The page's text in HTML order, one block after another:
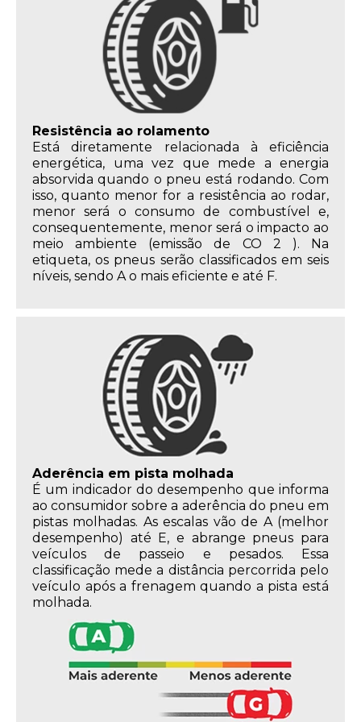
Resistência ao rolamento
Está diretamente relacionada à eficiência
energética, uma vez que mede a energia
absorvida quando o pneu está rodando. Com
isso, quanto menor for a resistência ao rodar,
menor será o consumo de combustível e,
consequentemente, menor será o impacto ao
meio ambiente (emissão de CO 2 ). Na
etiqueta, os pneus serão classificados em seis
níveis, sendo A o mais eficiente e até F.
Aderência em pista molhada
É um indicador do desempenho que informa
ao consumidor sobre a aderência do pneu em
pistas molhadas. As escalas vão de A (melhor
desempenho) até E, e abrange pneus para
veículos de passeio e pesados. Essa
classificação mede a distância percorrida pelo
veículo após a frenagem quando a pista está
molhada.